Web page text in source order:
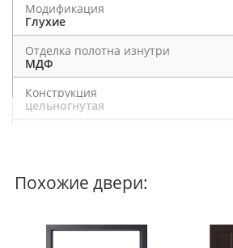
Модификация
Глухие
Отделка полотна изнутри
МДФ
Конструкция
цельногнутая
Наполнитель
минеральная вата
Общие характеристики
Похожие двери: